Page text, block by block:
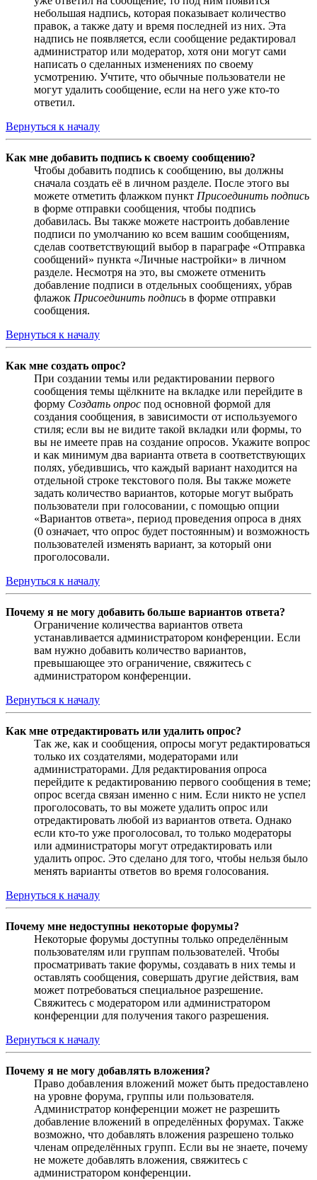
небольшая надпись, которая показывает количество
правок, а также дату и время последней из них. Эта
надпись не появляется, если сообщение редактировал
администратор или модератор, хотя они могут сами
написать о сделанных изменениях по своему
усмотрению. Учтите, что обычные пользователи не
могут удалить сообщение, если на него уже кто-то
ответил.
Вернуться к началу
Как мне добавить подпись к своему сообщению?
Чтобы добавить подпись к сообщению, вы должны
сначала создать её в личном разделе. После этого вы
можете отметить флажком пункт Присоединить подпись
в форме отправки сообщения, чтобы подпись
добавилась. Вы также можете настроить добавление
подписи по умолчанию ко всем вашим сообщениям,
сделав соответствующий выбор в параграфе «Отправка
сообщений» пункта «Личные настройки» в личном
разделе. Несмотря на это, вы сможете отменить
добавление подписи в отдельных сообщениях, убрав
флажок Присоединить подпись в форме отправки
сообщения.
Вернуться к началу
Как мне создать опрос?
При создании темы или редактировании первого
сообщения темы щёлкните на вкладке или перейдите в
форму Создать опрос под основной формой для
создания сообщения, в зависимости от используемого
стиля; если вы не видите такой вкладки или формы, то
вы не имеете прав на создание опросов. Укажите вопрос
и как минимум два варианта ответа в соответствующих
полях, убедившись, что каждый вариант находится на
отдельной строке текстового поля. Вы также можете
задать количество вариантов, которые могут выбрать
пользователи при голосовании, с помощью опции
«Вариантов ответа», период проведения опроса в днях
(0 означает, что опрос будет постоянным) и возможность
пользователей изменять вариант, за который они
проголосовали.
Вернуться к началу
Почему я не могу добавить больше вариантов ответа?
Ограничение количества вариантов ответа
устанавливается администратором конференции. Если
вам нужно добавить количество вариантов,
превышающее это ограничение, свяжитесь с
администратором конференции.
Вернуться к началу
Как мне отредактировать или удалить опрос?
Так же, как и сообщения, опросы могут редактироваться
только их создателями, модераторами или
администраторами. Для редактирования опроса
перейдите к редактированию первого сообщения в теме;
опрос всегда связан именно с ним. Если никто не успел
проголосовать, то вы можете удалить опрос или
отредактировать любой из вариантов ответа. Однако
если кто-то уже проголосовал, то только модераторы
или администраторы могут отредактировать или
удалить опрос. Это сделано для того, чтобы нельзя было
менять варианты ответов во время голосования.
Вернуться к началу
Почему мне недоступны некоторые форумы?
Некоторые форумы доступны только определённым
пользователям или группам пользователей. Чтобы
просматривать такие форумы, создавать в них темы и
оставлять сообщения, совершать другие действия, вам
может потребоваться специальное разрешение.
Свяжитесь с модератором или администратором
конференции для получения такого разрешения.
Вернуться к началу
Почему я не могу добавлять вложения?
Право добавления вложений может быть предоставлено
на уровне форума, группы или пользователя.
Администратор конференции может не разрешить
добавление вложений в определённых форумах. Также
возможно, что добавлять вложения разрешено только
членам определённых групп. Если вы не знаете, почему
не можете добавлять вложения, свяжитесь с
администратором конференции.